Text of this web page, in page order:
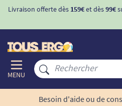
Livraison offerte dès 159€et dès99€
MENU
Besoin d'aide ou de